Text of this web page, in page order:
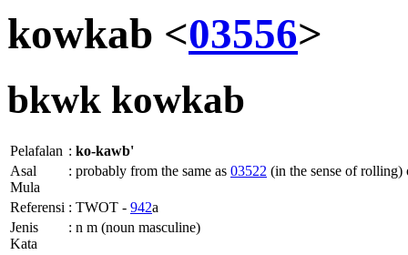
kowkab <03556>
bkwk kowkab
Pelafalan : ko-kawb'
Asal
Mula
: probably from the same as 03522 (in the sense of
Referensi : TWOT - 942a
Jenis
Kata
: n m (noun masculine)